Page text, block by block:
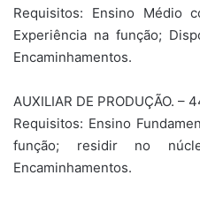
Requisitos: Ensino Médio
Experiência na função;
Encaminhamentos.
AUXILIAR DE PRODUÇÃO. –
Requisitos: Ensino
função; residir no
Encaminhamentos.